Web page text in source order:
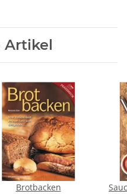
Artikel
Brotbacken